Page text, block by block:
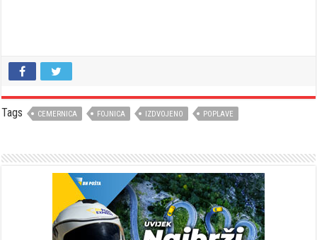
Tags CEMERNICA FOJNICA IZDVOJENO POPLAVE